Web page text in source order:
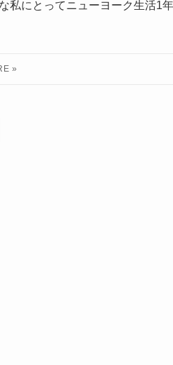
私にとってニューヨーク生活1